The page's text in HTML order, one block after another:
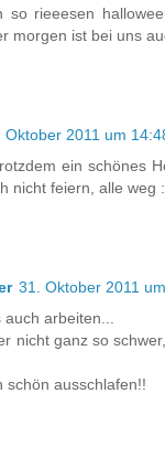
so rieeesen
morgen ist bei uns
Oktober 2011 um
ein schönes
nicht feiern, alle weg
31. Oktober 2011
arbeiten...
nicht ganz so
schön ausschlafen!!